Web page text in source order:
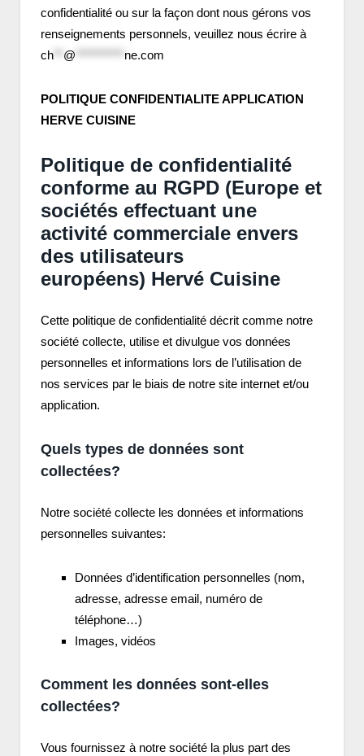
confidentialité ou sur la façon dont nous gérons vos
renseignements personnels, veuillez nous écrire à
ch
@ ne.com
POLITIQUE CONFIDENTIALITE APPLICATION
HERVE CUISINE
Politique de confidentialité
conforme au RGPD (Europe et
sociétés effectuant une
activité commerciale envers
des utilisateurs
européens) Hervé Cuisine
Cette politique de confidentialité décrit comme notre
société collecte, utilise et divulgue vos données
personnelles et informations lors de l’utilisation de
nos services par le biais de notre site internet et/ou
application.
Quels types de données sont
collectées?
Notre société collecte les données et informations
personnelles suivantes:
Données d’identification personnelles (nom,
adresse, adresse email, numéro de
téléphone…)
Images, vidéos
Comment les données sont-elles
collectées?
Vous fournissez à notre société la plus part des